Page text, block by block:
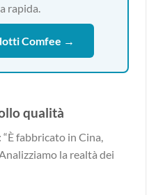
rapida.
Comfee →
qualità
fabbricato in Cina,
la realtà dei